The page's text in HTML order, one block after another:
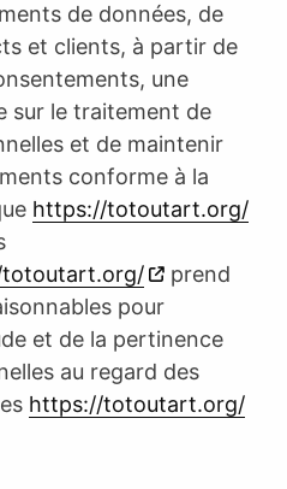
de données, de
et clients, à partir de
une
sur le traitement de
et de maintenir
conforme à la
https://totoutart.org/
prend
pour
et de la pertinence
au regard des
https://totoutart.org/